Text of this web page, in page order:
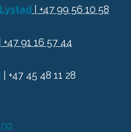
| +47 99 56 10 58
| +47 91 16 57 44
| +47 45 48 11 28